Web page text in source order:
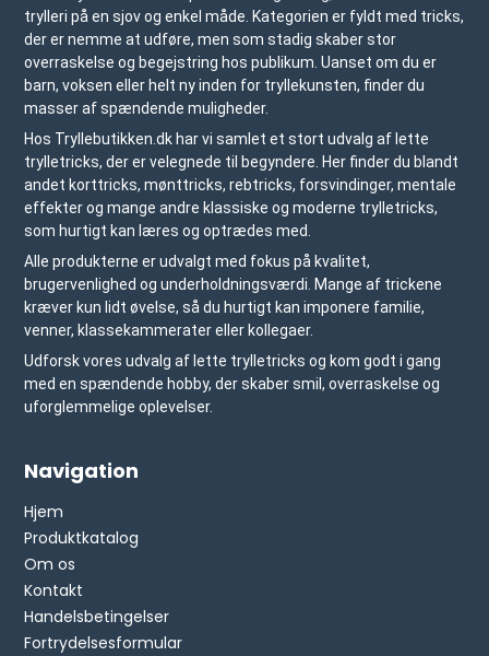
trylleri på en sjov og enkel måde. Kategorien er fyldt med tricks,
der er nemme at udføre, men som stadig skaber stor
overraskelse og begejstring hos publikum. Uanset om du er
barn, voksen eller helt ny inden for tryllekunsten, finder du
masser af spændende muligheder.
Hos Tryllebutikken.dk har vi samlet et stort udvalg af lette
trylletricks, der er velegnede til begyndere. Her finder du blandt
andet korttricks, mønttricks, rebtricks, forsvindinger, mentale
effekter og mange andre klassiske og moderne trylletricks,
som hurtigt kan læres og optrædes med.
Alle produkterne er udvalgt med fokus på kvalitet,
brugervenlighed og underholdningsværdi. Mange af trickene
kræver kun lidt øvelse, så du hurtigt kan imponere familie,
venner, klassekammerater eller kollegaer.
Udforsk vores udvalg af lette trylletricks og kom godt i gang
med en spændende hobby, der skaber smil, overraskelse og
uforglemmelige oplevelser.
Navigation
Hjem
Produktkatalog
Om os
Kontakt
Handelsbetingelser
Fortrydelsesformular